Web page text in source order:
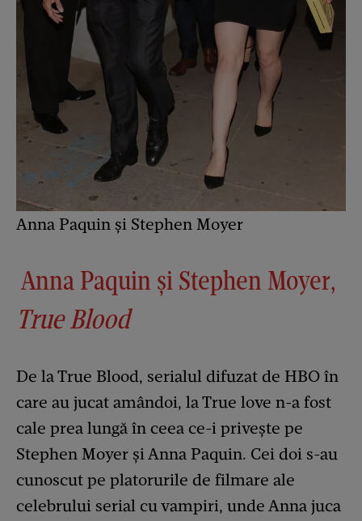
Anna Paquin și Stephen Moyer
Anna Paquin șiStephen Moyer,
True Blood
De la True Blood, serialul difuzat de HBO în
care au jucat amândoi, la True love n-a fost
cale prea lungă în ceea ce-i privește pe
Stephen Moyer și Anna Paquin. Cei doi s-au
cunoscut pe platorurile de filmare ale
celebrului serial cu vampiri, unde Anna juca